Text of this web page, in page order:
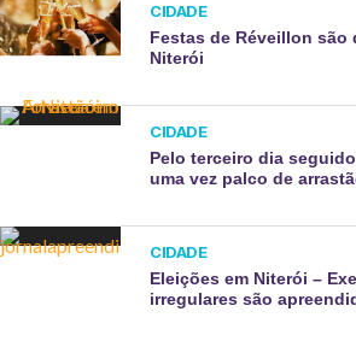
CIDADE
Festas de Réveillon são
Niterói
CIDADE
Pelo terceiro dia
uma vez palco de
CIDADE
Eleições em Niterói –
irregulares são